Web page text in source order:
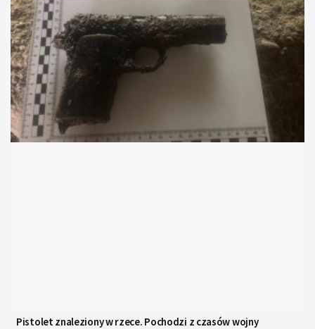
Pistolet znaleziony w rzece. Pochodzi z czasów wojny